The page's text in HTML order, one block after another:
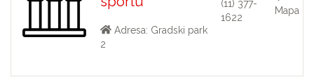
Adresa: Gradski park
2
(11) 377-
1622
Mapa